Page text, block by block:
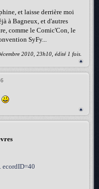
et laisse derrière moi
à Bagneux, et d'autres
comme le Comic'Con, le
SyFy...
2010, 23h10, édité 1 fois.
ecordID=40